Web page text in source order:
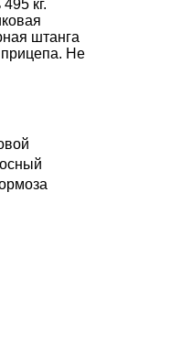
кг.
штанга
Не